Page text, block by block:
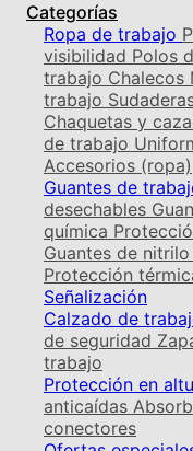
Categorías
Ropa de trabajo
visibilidad Polos
trabajo Chalecos
trabajo
Chaquetas y
de trabajo
Accesorios (ropa)
Guantes de
desechables
química
Guantes de nitrilo
Protección
Señalización
Calzado de
de seguridad
trabajo
Protección en
anticaídas
conectores